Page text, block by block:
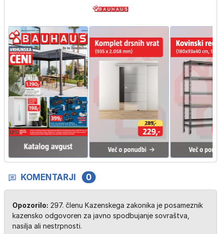
KOMENTARJI 0
Opozorilo: 297. členu Kazenskega zakonika je posameznik
kazensko odgovoren za javno spodbujanje sovraštva,
nasilja ali nestrpnosti.